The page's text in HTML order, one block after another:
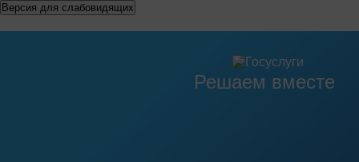
Решаем вместе